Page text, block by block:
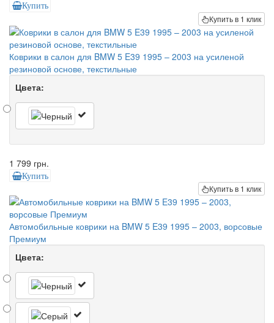
Купить
Купить в 1 клик
Коврики в салон для BMW 5 E39 1995 – 2003 на усиленой
резиновой основе, текстильные
Цвета:
1 799 грн.
Купить
Купить в 1 клик
Автомобильные коврики на BMW 5 E39 1995 – 2003, ворсовые
Премиум
Цвета: